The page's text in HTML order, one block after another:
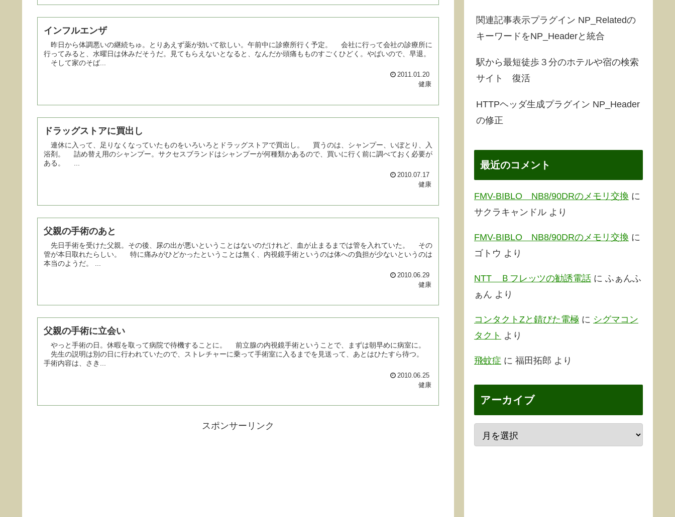
インフルエンザ
昨日から体調悪いの継続ちゅ。とりあえず薬が効いて欲しい。午前中に診療所行く予定。 会社に行って会社の診療所に
行ってみると、水曜日は休みだそうだ。見てもらえないとなると、なんだか頭痛もものすごくひどく。やばいので、早退。
そして家のそば...
2011.01.20
健康
ドラッグストアに買出し
連休に入って、足りなくなっていたものをいろいろとドラッグストアで買出し。 買うのは、シャンプー、いぼとり、入
浴剤。 詰め替え用のシャンプー。サクセスブランドはシャンプーが何種類かあるので、買いに行く前に調べておく必要が
ある。 ...
2010.07.17
健康
父親の手術のあと
先日手術を受けた父親。その後、尿の出が悪いということはないのだけれど、血が止まるまでは管を入れていた。 その
管が本日取れたらしい。 特に痛みがひどかったということは無く、内視鏡手術というのは体への負担が少ないというのは
本当のようだ。 ...
2010.06.29
健康
父親の手術に立会い
やっと手術の日。休暇を取って病院で待機することに。 前立腺の内視鏡手術ということで、まずは朝早めに病室に。
先生の説明は別の日に行われていたので、ストレチャーに乗って手術室に入るまでを見送って、あとはひたすら待つ。
手術内容は、さき...
2010.06.25
健康
スポンサーリンク
関連記事表示プラグイン NP_Relatedの
キーワードをNP_Headerと統合
駅から最短徒歩３分のホテルや宿の検索
サイト 復活
HTTPヘッダ生成プラグイン NP_Header
の修正
最近のコメント
FMV-BIBLO NB8/90DRのメモリ交換 に
サクラキャンドル より
FMV-BIBLO NB8/90DRのメモリ交換 に
ゴトウ より
NTT Ｂフレッツの勧誘電話 に ふぁんふ
ぁん より
コンタクトZと錆びた電極 に シグマコン
タクト より
飛蚊症 に 福田拓郎 より
アーカイブ